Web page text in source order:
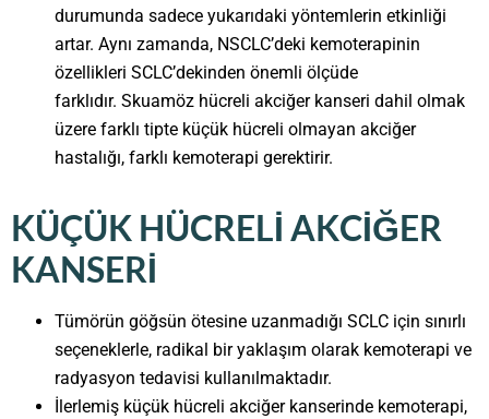
durumunda sadece yukarıdaki yöntemlerin etkinliği
artar. Aynı zamanda, NSCLC’deki kemoterapinin
özellikleri SCLC’dekinden önemli ölçüde
farklıdır. Skuamöz hücreli akciğer kanseri dahil olmak
üzere farklı tipte küçük hücreli olmayan akciğer
hastalığı, farklı kemoterapi gerektirir.
KÜÇÜK HÜCRELI AKCIĞER
KANSERI
Tümörün göğsün ötesine uzanmadığı SCLC için sınırlı
seçeneklerle, radikal bir yaklaşım olarak kemoterapi ve
radyasyon tedavisi kullanılmaktadır.
İlerlemiş küçük hücreli akciğer kanserinde kemoterapi,